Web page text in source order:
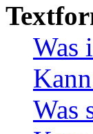
Was
Was